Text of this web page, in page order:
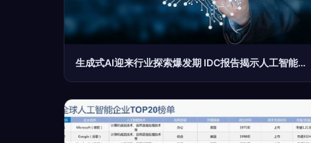
生成式AI迎来行业探索爆发期 IDC报告揭示人工智能基础软件开发新趋势